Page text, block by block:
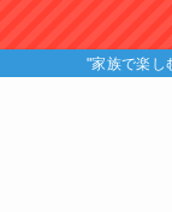
"家族で楽し